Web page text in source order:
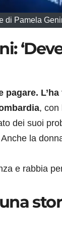
di Pamela
, con
dei suoi
la
e rabbia